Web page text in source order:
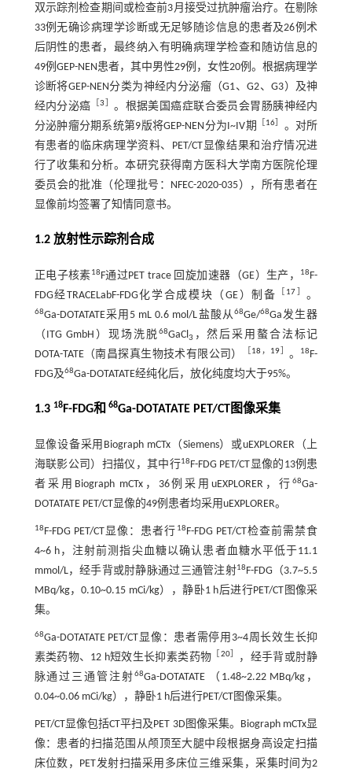
双示踪剂检查期间或检查前3月接受过抗肿瘤治疗。在剔除
33例无确诊病理学诊断或无足够随诊信息的患者及26例术
后阴性的患者，最终纳入有明确病理学检查和随访信息的
49例GEP-NEN患者，其中男性29例，女性20例。根据病理学
诊断将GEP-NEN分类为神经内分泌瘤（G1、G2、G3）及神
经内分泌癌
［3
。根据美国癌症联合委员会胃肠胰神经内
分泌肿瘤分期系统第9版将GEP-NEN分为I~IV期
16
。对所
有患者的临床病理学资料、PET/CT显像结果和治疗情况进
行了收集和分析。本研究获得南方医科大学南方医院伦理
委员会的批准（伦理批号：NFEC-2020-035），所有患者在
显像前均签署了知情同意书。
1.2 放射性示踪剂合成
正电子核素18 F通过PET trace 回旋加速器（GE）生产， 18 F-
FDG经TRACELabF-FDG化学合成模块（GE）制备
17 。
68Ga-DOTATATE采用5 mL 0.6 mol/L盐酸从68Ge/68Ga发生器
（ITG GmbH）现场洗脱68GaCl 3 ，然后采用螯合法标记
DOTA-TATE（南昌探真生物技术有限公司）
18 ， 19 。 18 F-
FDG及68Ga-DOTATATE经纯化后，放化纯度均大于95%。
1.3 18F-FDG和68Ga-DOTATATE PET/CT图像采集
显像设备采用Biograph mCTx（Siemens）或uEXPLORER（上
海联影公司）扫描仪，其中行18 F-FDG PET/CT显像的13例患
者采用Biograph mCTx，36例采用uEXPLORER，行68Ga-
DOTATATE PET/CT显像的49例患者均采用uEXPLORER。
18 F-FDG PET/CT显像：患者行 18 F-FDG PET/CT检查前需禁食
4~6 h，注射前测指尖血糖以确认患者血糖水平低于11.1
mmol/L，经手背或肘静脉通过三通管注射18 F-FDG（3.7~5.5
MBq/kg，0.10~0.15 mCi/kg），静卧1 h后进行PET/CT图像采
集。
68Ga-DOTATATE PET/CT显像：患者需停用3~4周长效生长抑
素类药物、12 h短效生长抑素类药物
20］
，经手背或肘静
脉通过三通管注射68Ga-DOTATATE （1.48~2.22 MBq/kg，
0.04~0.06 mCi/kg），静卧1 h后进行PET/CT图像采集。
PET/CT显像包括CT平扫及PET 3D图像采集。Biograph mCTx显
像：患者的扫描范围从颅顶至大腿中段根据身高设定扫描
床位数，PET发射扫描采用多床位三维采集，采集时间为2